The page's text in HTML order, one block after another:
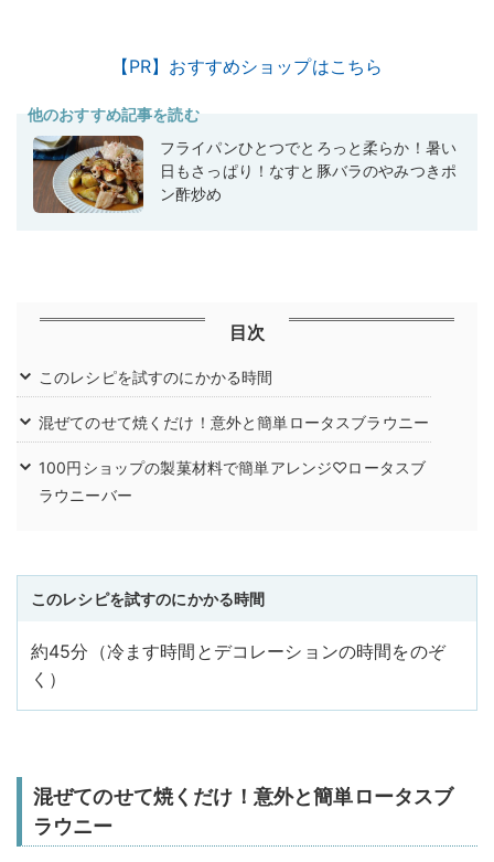
【PR】おすすめショップはこちら
他のおすすめ記事を読む
フライパンひとつでとろっと柔らか！暑い
日もさっぱり！なすと豚バラのやみつきポ
ン酢炒め
目次
このレシピを試すのにかかる時間
混ぜてのせて焼くだけ！意外と簡単ロータスブラウニー
100円ショップの製菓材料で簡単アレンジ♡ロータスブ
ラウニーバー
このレシピを試すのにかかる時間
約45分（冷ます時間とデコレーションの時間をのぞ
く）
混ぜてのせて焼くだけ！意外と簡単ロータスブ
ラウニー